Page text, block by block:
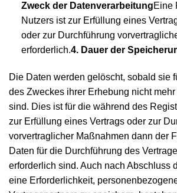
Zweck der DatenverarbeitungEine
Nutzers ist zur Erfüllung eines
oder zur Durchführung
erforderlich.4. Dauer der
Die Daten werden gelöscht, sobald sie
des Zweckes ihrer Erhebung nicht
sind. Dies ist für die während des
zur Erfüllung eines Vertrags oder zur
vorvertraglicher Maßnahmen dann der
Daten für die Durchführung des
erforderlich sind. Auch nach Abschluss
eine Erforderlichkeit,